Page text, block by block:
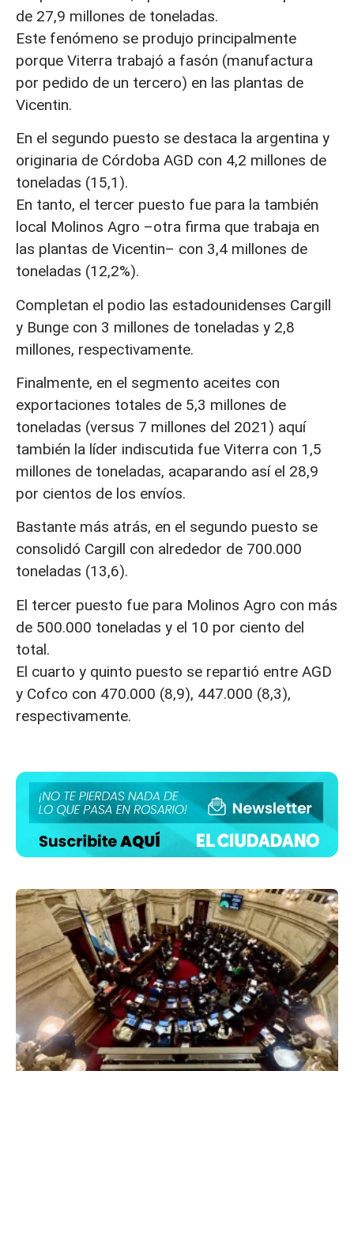
de 27,9 millones de toneladas.
Este fenómeno se produjo principalmente
porque Viterra trabajó a fasón (manufactura
por pedido de un tercero) en las plantas de
Vicentin.
En el segundo puesto se destaca la argentina y
originaria de Córdoba AGD con 4,2 millones de
toneladas (15,1).
En tanto, el tercer puesto fue para la también
local Molinos Agro –otra firma que trabaja en
las plantas de Vicentin– con 3,4 millones de
toneladas (12,2%).
Completan el podio las estadounidenses Cargill
y Bunge con 3 millones de toneladas y 2,8
millones, respectivamente.
Finalmente, en el segmento aceites con
exportaciones totales de 5,3 millones de
toneladas (versus 7 millones del 2021) aquí
también la líder indiscutida fue Viterra con 1,5
millones de toneladas, acaparando así el 28,9
por cientos de los envíos.
Bastante más atrás, en el segundo puesto se
consolidó Cargill con alrededor de 700.000
toneladas (13,6).
El tercer puesto fue para Molinos Agro con más
de 500.000 toneladas y el 10 por ciento del
total.
El cuarto y quinto puesto se repartió entre AGD
y Cofco con 470.000 (8,9), 447.000 (8,3),
respectivamente.